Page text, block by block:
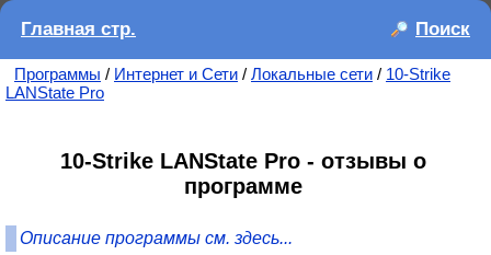
Главная стр. Поиск
Программы / Интернет и Сети / Локальные сети / 10-Strike
LANState Pro
10-Strike LANState Pro - отзывы о
программе
Описание программы см. здесь...